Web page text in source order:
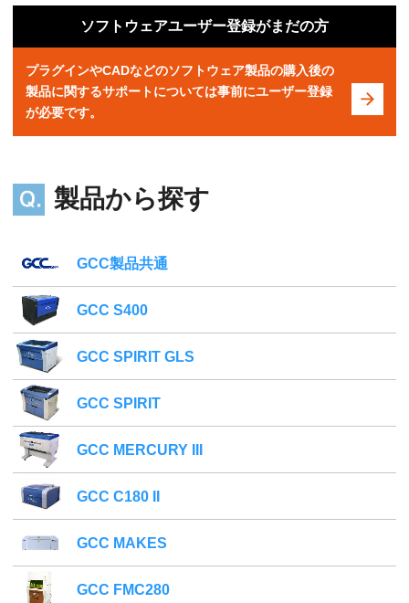
ソフトウェアユーザー登録がまだの方
プラグインやCADなどのソフトウェア製品の購入後の
製品に関するサポートについては事前にユーザー登録
が必要です。
製品から探す
GCC製品共通
GCC S400
GCC SPIRIT GLS
GCC SPIRIT
GCC MERCURY III
GCC C180 II
GCC MAKES
GCC FMC280